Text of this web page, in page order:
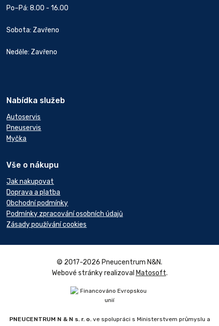
Po–Pá: 8.00 - 16.00
Sobota: Zavřeno
Neděle: Zavřeno
Nabídka služeb
Autoservis
Pneuservis
Myčka
Vše o nákupu
Jak nakupovat
Doprava a platba
Obchodní podmínky
Podmínky zpracování osobních údajů
Zásady používání cookies
© 2017-2026 Pneucentrum N&N.
Webové stránky realizoval Matosoft.
PNEUCENTRUM N & N s. r. o. ve spolupráci s Ministerstvem průmyslu a